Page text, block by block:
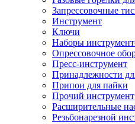
Запрессовочные
Инструмент
Ключи
Наборы
Опрессовочное
Пресс-инструмент
Принадлежности
Припои для пайки
Прочий инструмент
Расширительные
Резьбонарезной